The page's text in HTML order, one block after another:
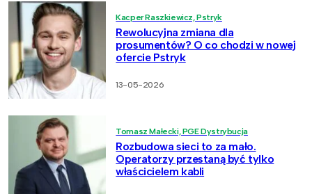
Kacper Raszkiewicz, Pstryk
Rewolucyjna zmiana dla
prosumentów? O co chodzi w nowej
ofercie Pstryk
13-05-2026
Tomasz Małecki, PGE Dystrybucja
Rozbudowa sieci to za mało.
Operatorzy przestaną być tylko
właścicielem kabli